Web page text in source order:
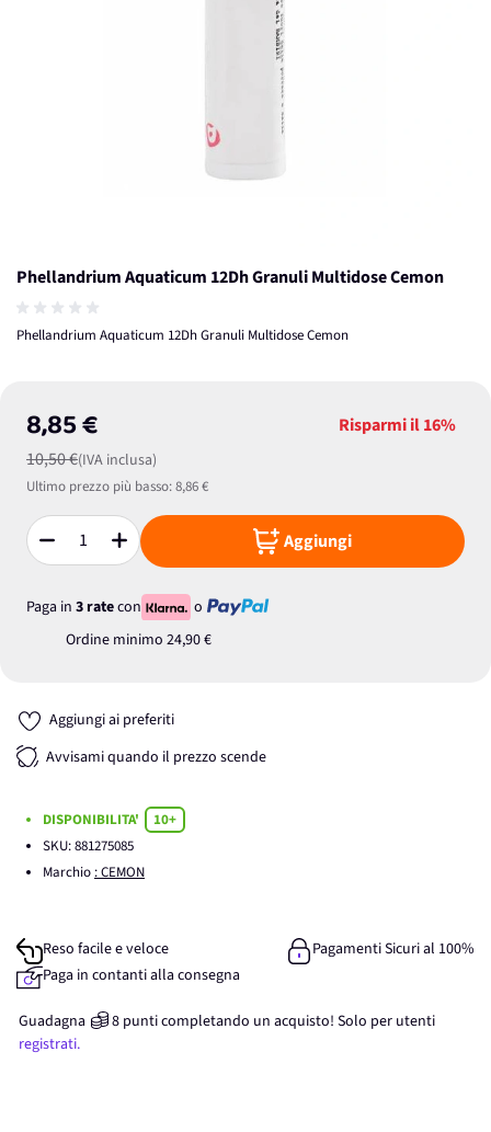
Phellandrium Aquaticum 12Dh Granuli Multidose Cemon
Phellandrium Aquaticum 12Dh Granuli Multidose Cemon
8,85 €
10,50 €(IVA inclusa)
Risparmi il16%
Ultimo prezzo più basso:8,86 €
Quantità Aggiungi
Paga in 3 ratecon
o
Ordine minimo 24,90 €
Aggiungi ai preferiti
Avvisami quando il prezzo scende
DISPONIBILITA'
10+
SKU:881275085
Marchio : CEMON
Reso facile e veloce
Pagamenti Sicuri al 100%
Paga in contanti alla consegna
Guadagna 8 punticompletando un acquisto! Solo per utenti
registrati.